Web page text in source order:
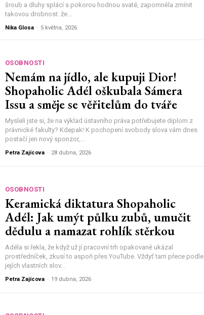
šroub a dluhy splácí s pokorou hodnou svaté, zapomněla zmínit
takovou drobnost: že...
Nika Glosa - 5 května, 2026
OSOBNOSTI
Nemám na jídlo, ale kupuji Dior!
Shopaholic Adél oškubala Sámera
Issu a směje se věřitelům do tváře
Mysleli jste si, že na výklad ústavního práva potřebujete diplom z
právnické fakulty? Kdepak! K pochopení svobody slova vám dnes
postačí jen nový sponzor,...
Petra Zajícova - 28 dubna, 2026
OSOBNOSTI
Keramická diktatura Shopaholic
Adél: Jak umýt půlku zubů, umučit
dědulu a namazat rohlík stěrkou
Adéla si řekla, že když už jí pracovní trh opakovaně ukázal
prostředníček, zkusí to aspoň přes YouTube. Vždyť tam přece podle
jejích vlastních slov...
Petra Zajícova - 19 dubna, 2026